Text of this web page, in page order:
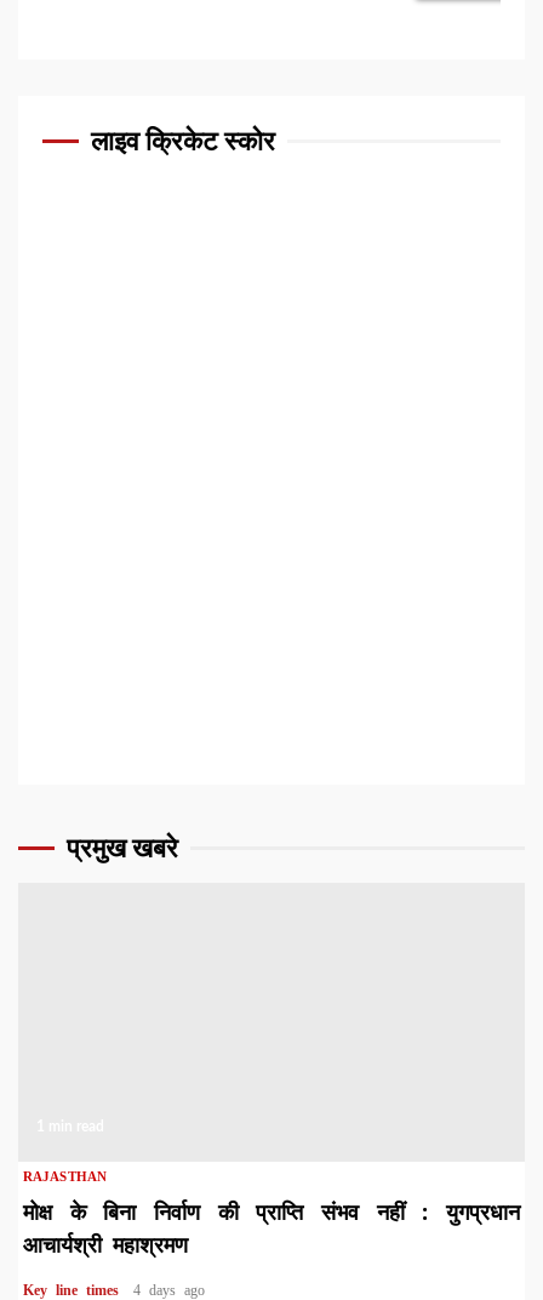
लाइव क्रिकेट स्कोर
प्रमुख खबरे
RAJASTHAN
मोक्ष के बिना निर्वाण की प्राप्ति संभव नहीं : युगप्रधान
आचार्यश्री महाश्रमण
Key line times 4 days ago